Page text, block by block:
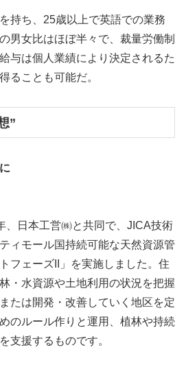
持ち、25歳以上で英語での業務
男女比はほぼ半々で、裁量労働制
与は個人業績により決定されるた
ることも可能だ。
”
日本工営㈱と共同で、JICA技術
ィモール国持続可能な天然資源管
フェーズII」を実施しました。住
・水資源や土地利用の状況を把握
たは開発・改善していく地区を定
のルール作りと運用、植林や持続
支援するものです。